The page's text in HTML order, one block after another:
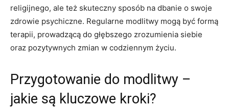
religijnego, ale ⁢też skuteczny ​sposób na dbanie o swoje
zdrowie psychiczne. Regularne modlitwy mogą być formą
‍terapii, prowadzącą do głębszego zrozumienia siebie
oraz pozytywnych zmian w codziennym życiu.
Przygotowanie do modlitwy​ –
⁢jakie są kluczowe kroki?